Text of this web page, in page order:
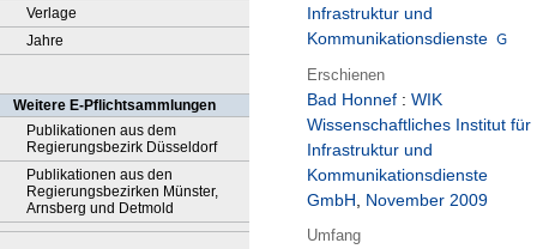
Verlage
Jahre
Weitere E-Pflichtsammlungen
Publikationen aus dem
Regierungsbezirk Düsseldorf
Publikationen aus den
Regierungsbezirken Münster,
Arnsberg und Detmold
Infrastruktur und
Kommunikationsdienste
Erschienen
Bad Honnef : WIK
Wissenschaftliches Institut für
Infrastruktur und
Kommunikationsdienste
GmbH, November 2009
Umfang